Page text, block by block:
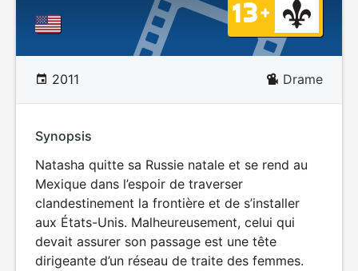
2011 Drame
Synopsis
Natasha quitte sa Russie natale et se rend au
Mexique dans l’espoir de traverser
clandestinement la frontière et de s’installer
aux États-Unis. Malheureusement, celui qui
devait assurer son passage est une tête
dirigeante d’un réseau de traite des femmes.